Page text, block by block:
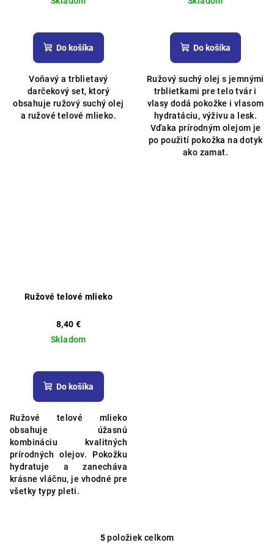
Do košíka
Voňavý a trblietavý
darčekový set, ktorý
obsahuje ružový suchý olej
a ružové telové mlieko.
hodnotenie
produktu
z
5
hviezdičiek.
Do košíka
Ružový suchý olej s jemnými
trblietkami pre telo tvár i
vlasy dodá pokožke i vlasom
hydratáciu, výživu a lesk.
Vďaka prírodným olejom je
po použití pokožka na dotyk
ako zamat.
Ružové telové mlieko
8,40 €
Skladom
Do košíka
Ružové telové mlieko
obsahuje úžasnú
kombináciu kvalitných
prírodných olejov. Pokožku
hydratuje a zanecháva
krásne vláčnu, je vhodné pre
všetky typy pleti.
O
5položiek celkom